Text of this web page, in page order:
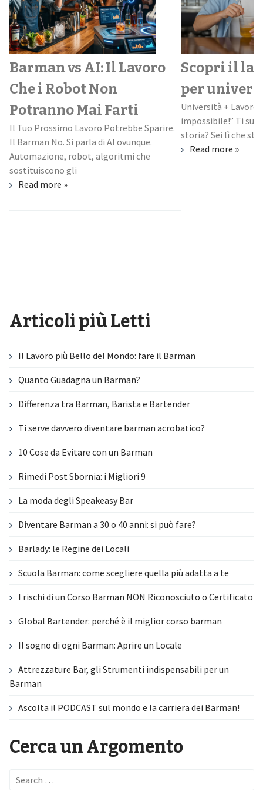
Barman vs AI: Il Lavoro
Che i Robot Non
Potranno Mai Farti
Il Tuo Prossimo Lavoro Potrebbe Sparire.
Il Barman No. Si parla di AI ovunque.
Automazione, robot, algoritmi che
sostituiscono gli
Read more »
Scopri il
per
Università +
impossibile!” Ti
storia? Sei lì che
Read more »
Articoli più Letti
Il Lavoro più Bello del Mondo: fare il Barman
Quanto Guadagna un Barman?
Differenza tra Barman, Barista e Bartender
Ti serve davvero diventare barman acrobatico?
10 Cose da Evitare con un Barman
Rimedi Post Sbornia: i Migliori 9
La moda degli Speakeasy Bar
Diventare Barman a 30 o 40 anni: si può fare?
Barlady: le Regine dei Locali
Scuola Barman: come scegliere quella più adatta a te
I rischi di un Corso Barman NON Riconosciuto o Certificato
Global Bartender: perché è il miglior corso barman
Il sogno di ogni Barman: Aprire un Locale
Attrezzature Bar, gli Strumenti indispensabili per un
Barman
Ascolta il PODCAST sul mondo e la carriera dei Barman!
Cerca un Argomento
Search